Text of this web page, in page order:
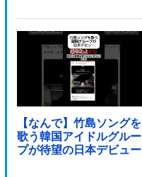
【なんで】竹島ソングを
歌う韓国アイドルグルー
プが待望の日本デビュー